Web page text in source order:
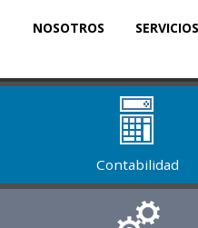
NOSOTROS SERVICIOS
Contabilidad